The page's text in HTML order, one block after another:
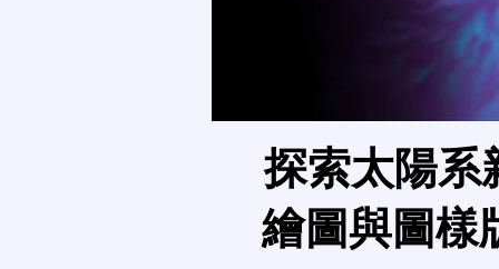
探索太陽系
繪圖與圖